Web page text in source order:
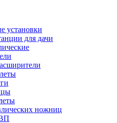
установки
для дачи
ножниц